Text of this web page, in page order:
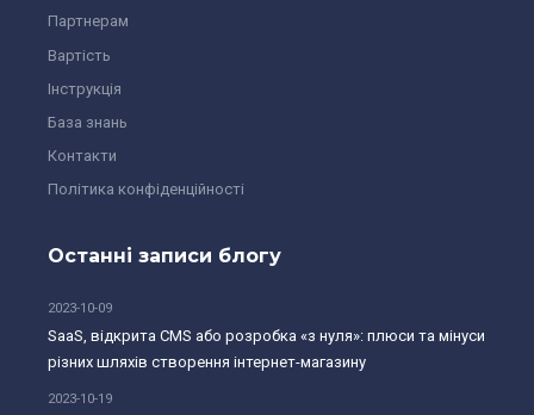
Партнерам
Вартість
Інструкція
База знань
Контакти
Політика конфіденційності
Останні записи блогу
2023-10-09
SaaS, відкрита CMS або розробка «з нуля»: плюси та мінуси
різних шляхів створення інтернет-магазину
2023-10-19